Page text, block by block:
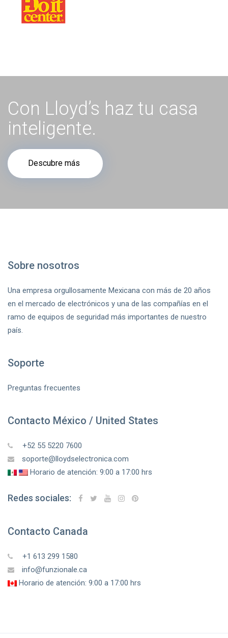
Con Lloyd’s haz tu casa
inteligente.
Descubre más
Sobre nosotros
Una empresa orgullosamente Mexicana con más de 20 años
en el mercado de electrónicos y una de las compañías en el
ramo de equipos de seguridad más importantes de nuestro
país.
Soporte
Preguntas frecuentes
Contacto México / United States
+52 55 5220 7600
soporte@lloydselectronica.com
Horario de atención: 9:00 a 17:00 hrs
Redes sociales:
Contacto Canada
+1 613 299 1580
info@funzionale.ca
Horario de atención: 9:00 a 17:00 hrs